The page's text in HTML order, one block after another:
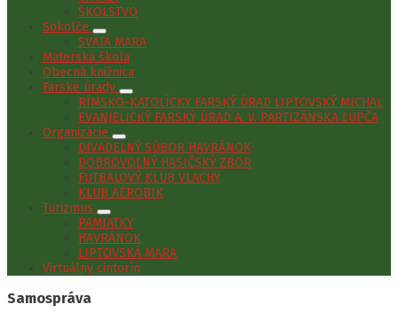
ŠKOLSTVO
Sokolče
SVÄTÁ MARA
Materská škola
Obecná knižnica
Farské úrady
RÍMSKO-KATOLÍCKY FARSKÝ ÚRAD LIPTOVSKÝ MICHAL
EVANJELICKÝ FARSKÝ ÚRAD A. V. PARTIZÁNSKA ĽUPČA
Organizácie
DIVADELNÝ SÚBOR HAVRÁNOK
DOBROVOĽNÝ HASIČSKÝ ZBOR
FUTBALOVÝ KLUB VLACHY
KLUB AEROBIK
Turizmus
PAMIATKY
HAVRÁNOK
LIPTOVSKÁ MARA
Virtuálny cintorín
Samospráva